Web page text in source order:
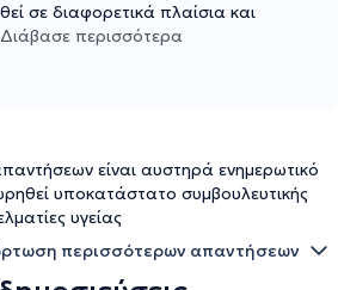
σε διαφορετικά πλαίσια και
Διάβασε περισσότερα
είναι αυστηρά ενημερωτικό
υποκατάστατο συμβουλευτικής
υγείας
περισσότερων απαντήσεων